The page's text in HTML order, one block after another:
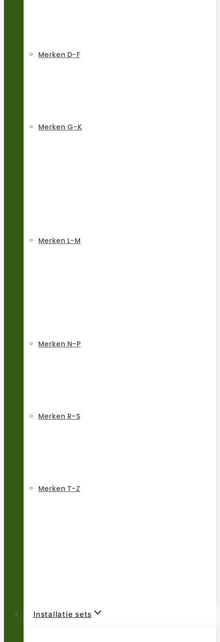
Merken D-F
Merken G-K
Merken L-M
Merken N-P
Merken R-S
Merken T-Z
Installatie sets